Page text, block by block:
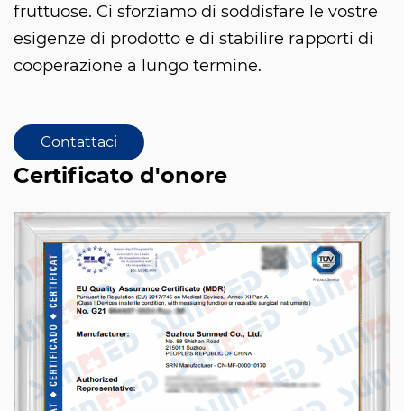
fruttuose. Ci sforziamo di soddisfare le vostre
esigenze di prodotto e di stabilire rapporti di
cooperazione a lungo termine.
Contattaci
Certificato d'onore